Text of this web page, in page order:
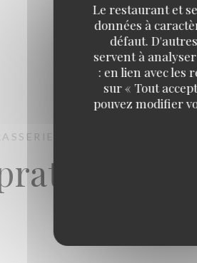
Le restaurant et
données à
défaut.
servent à
: en lien avec les
sur « Tout
pouvez modifier
RESTAURANT